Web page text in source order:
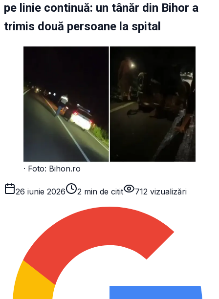
pe linie continuă: un tânăr din Bihor a
trimis două persoane la spital
· Foto: Bihon.ro
26 iunie 2026 2 min de citit 712 vizualizări